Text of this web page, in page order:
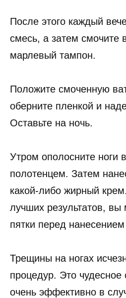
После этого каждый
смесь, а затем смочите
марлевый тампон.
Положите смоченную
оберните пленкой и
Оставьте на ночь.
Утром ополосните ноги
полотенцем. Затем
какой-либо жирный
лучших результатов, вы
пятки перед
Трещины на ногах
процедур. Это чудесное
очень эффективно в